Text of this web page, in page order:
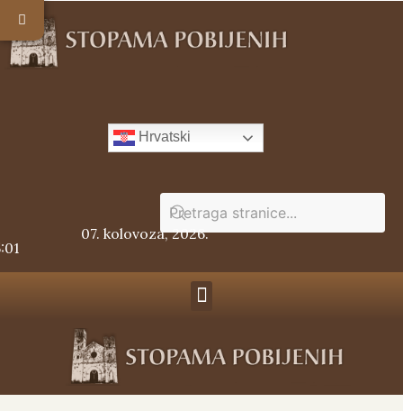
Hrvatski
07. kolovoza, 2026.